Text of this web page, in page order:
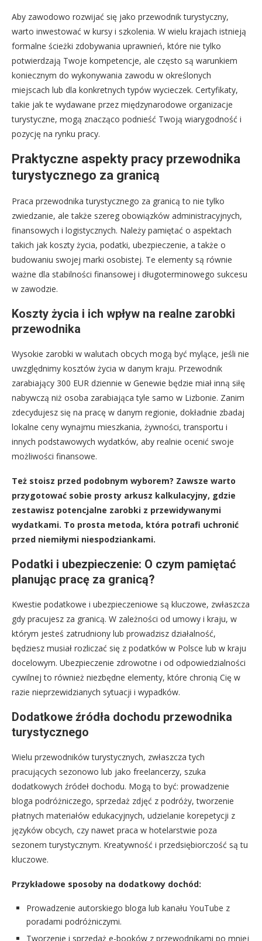
Aby zawodowo rozwijać się jako przewodnik turystyczny,
warto inwestować w kursy i szkolenia. W wielu krajach istnieją
formalne ścieżki zdobywania uprawnień, które nie tylko
potwierdzają Twoje kompetencje, ale często są warunkiem
koniecznym do wykonywania zawodu w określonych
miejscach lub dla konkretnych typów wycieczek. Certyfikaty,
takie jak te wydawane przez międzynarodowe organizacje
turystyczne, mogą znacząco podnieść Twoją wiarygodność i
pozycję na rynku pracy.
Praktyczne aspekty pracy przewodnika
turystycznego za granicą
Praca przewodnika turystycznego za granicą to nie tylko
zwiedzanie, ale także szereg obowiązków administracyjnych,
finansowych i logistycznych. Należy pamiętać o aspektach
takich jak koszty życia, podatki, ubezpieczenie, a także o
budowaniu swojej marki osobistej. Te elementy są równie
ważne dla stabilności finansowej i długoterminowego sukcesu
w zawodzie.
Koszty życia i ich wpływ na realne zarobki
przewodnika
Wysokie zarobki w walutach obcych mogą być mylące, jeśli nie
uwzględnimy kosztów życia w danym kraju. Przewodnik
zarabiający 300 EUR dziennie w Genewie będzie miał inną siłę
nabywczą niż osoba zarabiająca tyle samo w Lizbonie. Zanim
zdecydujesz się na pracę w danym regionie, dokładnie zbadaj
lokalne ceny wynajmu mieszkania, żywności, transportu i
innych podstawowych wydatków, aby realnie ocenić swoje
możliwości finansowe.
Też stoisz przed podobnym wyborem? Zawsze warto
przygotować sobie prosty arkusz kalkulacyjny, gdzie
zestawisz potencjalne zarobki z przewidywanymi
wydatkami. To prosta metoda, która potrafi uchronić
przed niemiłymi niespodziankami.
Podatki i ubezpieczenie: O czym pamiętać
planując pracę za granicą?
Kwestie podatkowe i ubezpieczeniowe są kluczowe, zwłaszcza
gdy pracujesz za granicą. W zależności od umowy i kraju, w
którym jesteś zatrudniony lub prowadzisz działalność,
będziesz musiał rozliczać się z podatków w Polsce lub w kraju
docelowym. Ubezpieczenie zdrowotne i od odpowiedzialności
cywilnej to również niezbędne elementy, które chronią Cię w
razie nieprzewidzianych sytuacji i wypadków.
Dodatkowe źródła dochodu przewodnika
turystycznego
Wielu przewodników turystycznych, zwłaszcza tych
pracujących sezonowo lub jako freelancerzy, szuka
dodatkowych źródeł dochodu. Mogą to być: prowadzenie
bloga podróżniczego, sprzedaż zdjęć z podróży, tworzenie
płatnych materiałów edukacyjnych, udzielanie korepetycji z
języków obcych, czy nawet praca w hotelarstwie poza
sezonem turystycznym. Kreatywność i przedsiębiorczość są tu
kluczowe.
Przykładowe sposoby na dodatkowy dochód:
Prowadzenie autorskiego bloga lub kanału YouTube z
poradami podróżniczymi.
Tworzenie i sprzedaż e-booków z przewodnikami po mniej